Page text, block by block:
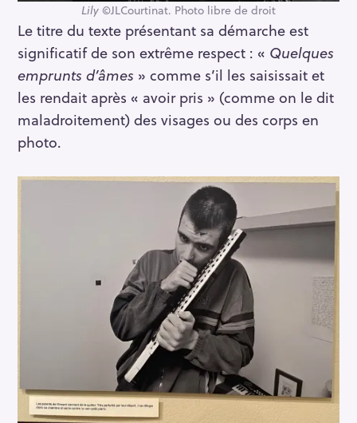
Lily ©JLCourtinat. Photo libre de droit
Le titre du texte présentant sa démarche est
significatif de son extrême respect : « Quelques
emprunts d’âmes » comme s’il les saisissait et
les rendait après « avoir pris » (comme on le dit
maladroitement) des visages ou des corps en
photo.